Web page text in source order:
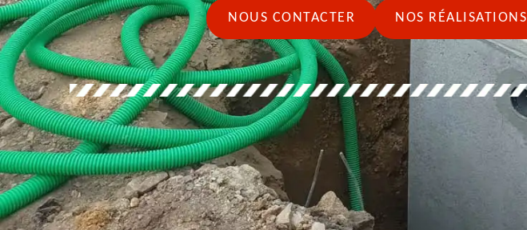
NOUS CONTACTER NOS RÉALISATIONS